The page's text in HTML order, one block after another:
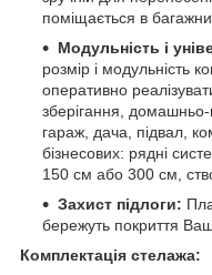
поміщається в
Модульність і
розмір і модульність
оперативно
зберігання,
гараж, дача, підвал,
бізнесових: рядні
150 см або 300 см,
Захист підлоги:
бережуть покриття
Комплектація стелажа: